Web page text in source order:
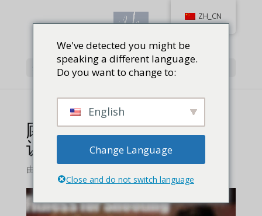
选择页面
顾方蓁：射击选手的体能
训练
由
ZH_CN
We've detected you might be
speaking a different language.
Do you want to change to:
English
Change Language
Close and do not switch language